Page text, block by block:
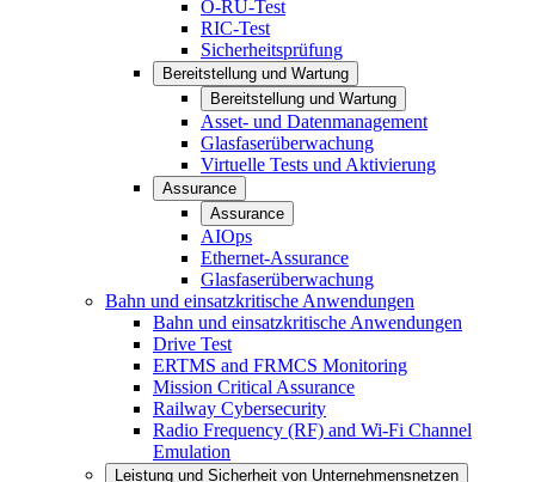
O-RU-Test
RIC-Test
Sicherheitsprüfung
Bereitstellung und Wartung
Bereitstellung und Wartung
Asset- und Datenmanagement
Glasfaserüberwachung
Virtuelle Tests und Aktivierung
Assurance
Assurance
AIOps
Ethernet-Assurance
Glasfaserüberwachung
Bahn und einsatzkritische Anwendungen
Bahn und einsatzkritische Anwendungen
Drive Test
ERTMS and FRMCS Monitoring
Mission Critical Assurance
Railway Cybersecurity
Radio Frequency (RF) and Wi-Fi Channel
Emulation
Leistung und Sicherheit von Unternehmensnetzen